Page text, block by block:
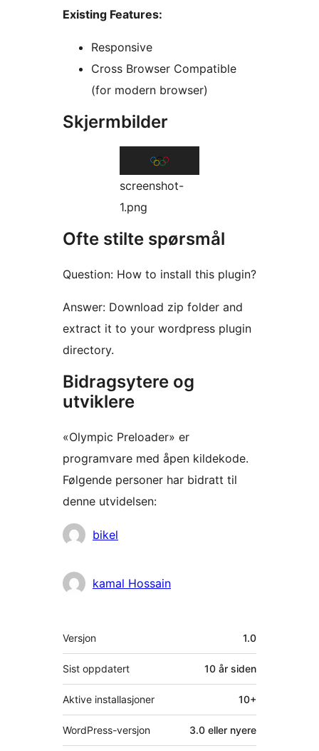
Existing Features:
Responsive
Cross Browser Compatible
(for modern browser)
Skjermbilder
screenshot-
1.png
Ofte stilte spørsmål
Question: How to install this plugin?
Answer: Download zip folder and
extract it to your wordpress plugin
directory.
Bidragsytere og
utviklere
«Olympic Preloader» er
programvare med åpen kildekode.
Følgende personer har bidratt til
denne utvidelsen:
Bidragsytere
bikel
kamal Hossain
Meta
Versjon 1.0
Sist oppdatert 10 år siden
Aktive installasjoner 10+
WordPress-versjon 3.0 eller nyere